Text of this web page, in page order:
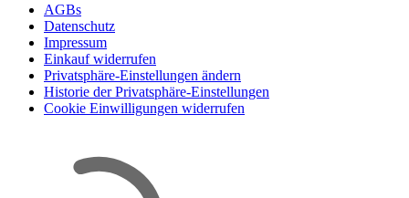
AGBs
Datenschutz
Impressum
Einkauf widerrufen
Privatsphäre-Einstellungen ändern
Historie der Privatsphäre-Einstellungen
Cookie Einwilligungen widerrufen